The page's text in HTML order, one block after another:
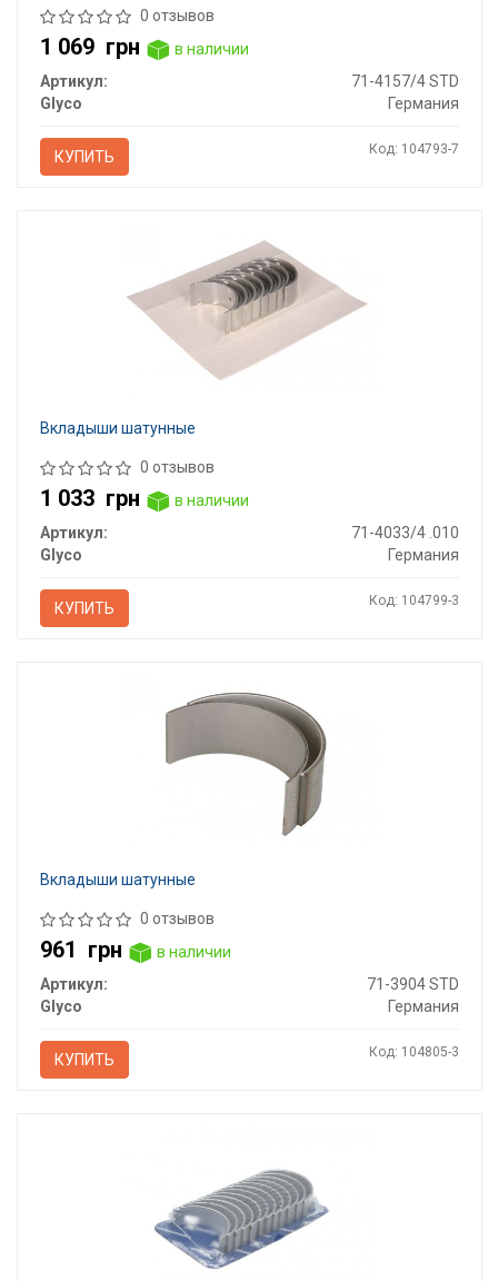
0 отзывов
1 069 грн
в наличии
Артикул:
71-4157/4 STD
Glyco
Германия
КУПИТЬ Код: 104793-7
Вкладыши шатунные
0 отзывов
1 033 грн
в наличии
Артикул:
71-4033/4 .010
Glyco
Германия
КУПИТЬ Код: 104799-3
Вкладыши шатунные
0 отзывов
961 грн
в наличии
Артикул:
71-3904 STD
Glyco
Германия
КУПИТЬ Код: 104805-3